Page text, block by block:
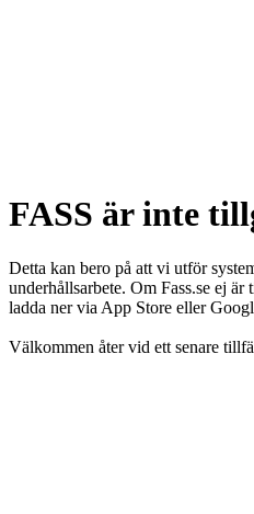
FASS är inte
Detta kan bero på att vi utför
underhållsarbete. Om Fass.se ej
ladda ner via App Store eller
Välkommen åter vid ett senare